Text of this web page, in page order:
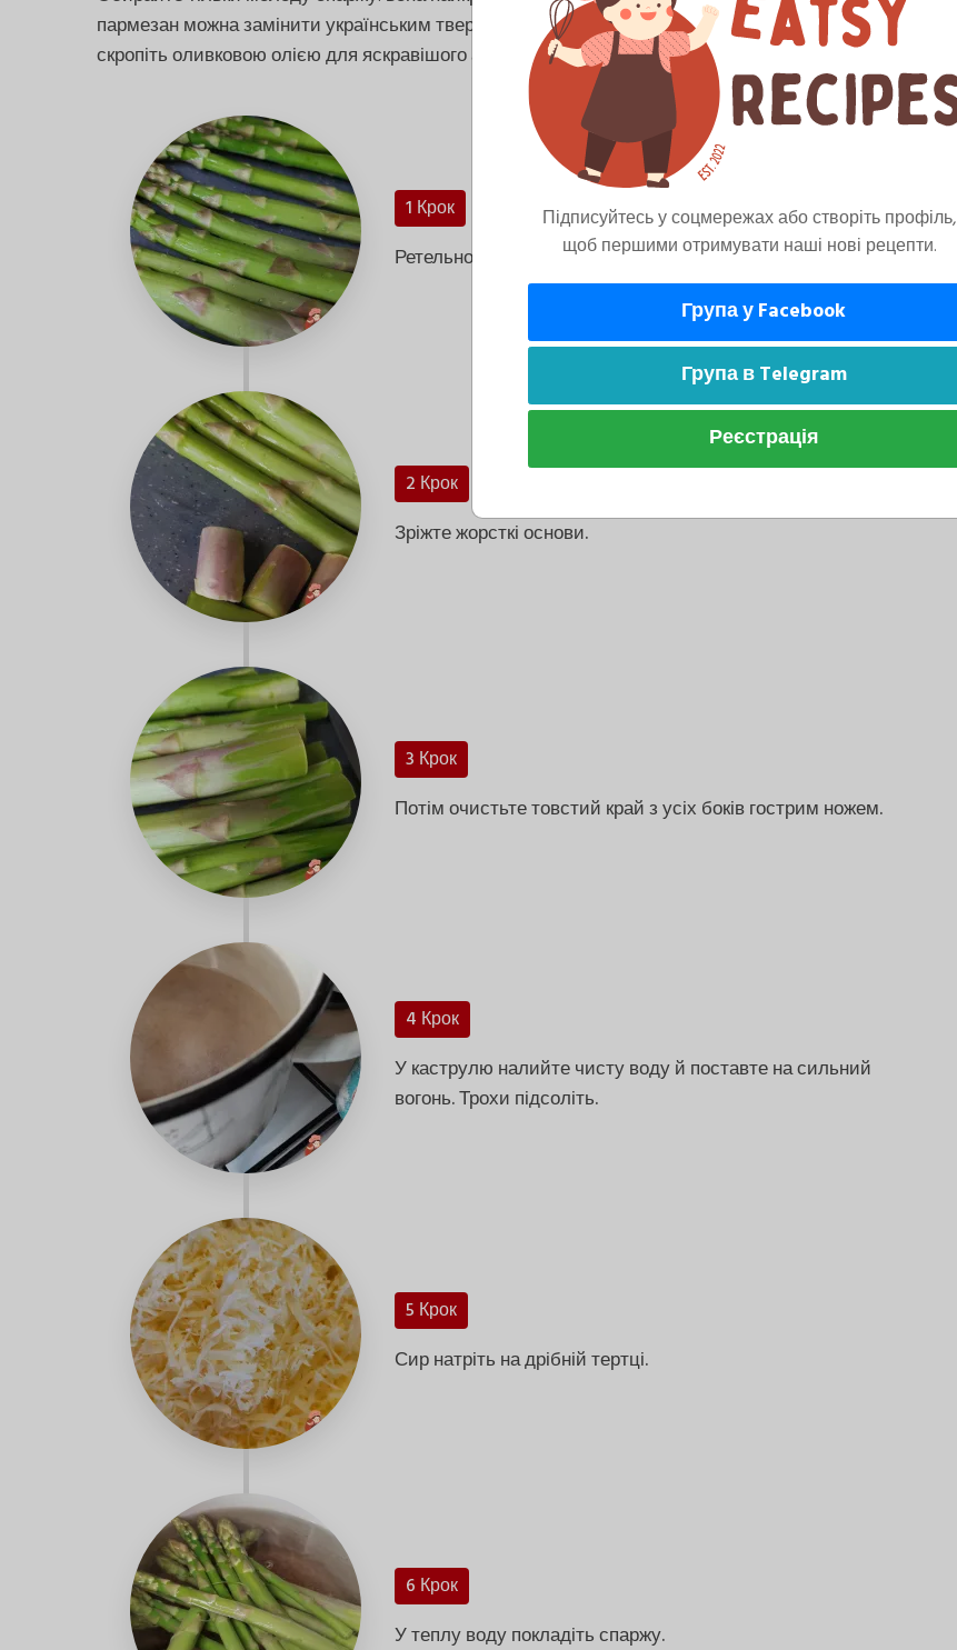
пармезан можна замінити українським твердим сиром для м’якішого смаку. Готову спаржу
скропіть оливковою олією для яскравішого аромату.
1 Крок
Ретельно промийте спаржу в прохолодній воді.
2 Крок
Зріжте жорсткі основи.
3 Крок
Потім очистьте товстий край з усіх боків гострим ножем.
4 Крок
У каструлю налийте чисту воду й поставте на сильний
вогонь. Трохи підсоліть.
5 Крок
Сир натріть на дрібній тертці.
6 Крок
У теплу воду покладіть спаржу.
Підписуйтесь у соцмережах або створіть профіль,
щоб першими отримувати наші нові рецепти.
Група у Facebook
Група в Telegram
Реєстрація